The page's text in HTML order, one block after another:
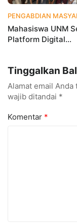
PENGABDIAN
Mahasiswa UNM
Platform Digital
Digital
Tinggalkan
Alamat email
wajib ditandai *
Komentar *